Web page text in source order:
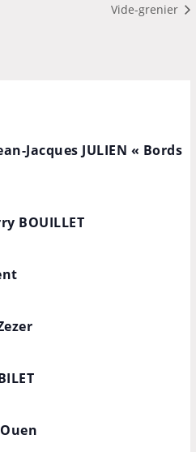
Vide-grenier
Jacques JULIEN « Bords
BOUILLET